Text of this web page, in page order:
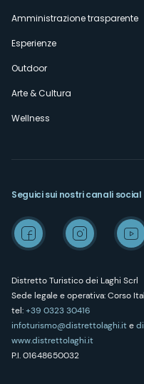
Amministrazione trasparente
Esperienze
Outdoor
Arte & Cultura
Wellness
Distretto Turistico dei Laghi Scrl
Sede legale e operativa: Corso
tel:+39 0323 30416
infoturismo@distrettolaghi.ite
www.distrettolaghi.it
P.I. 01648650032
Seguici sui nostri canali social